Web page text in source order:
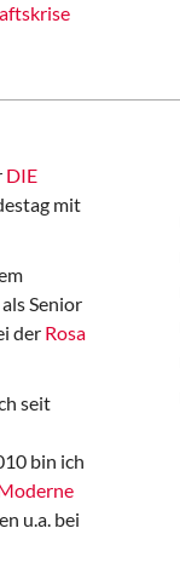
DIE
mit
Senior
der Rosa
seit
bin ich
u.a. bei